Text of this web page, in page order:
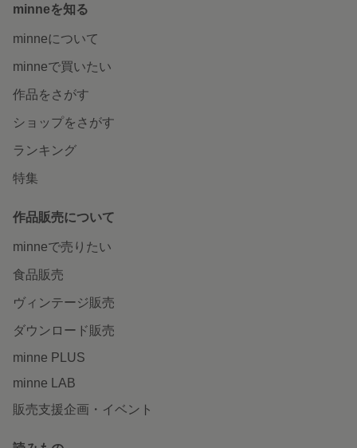
minneを知る
minneについて
minneで買いたい
作品をさがす
ショップをさがす
ランキング
特集
作品販売について
minneで売りたい
食品販売
ヴィンテージ販売
ダウンロード販売
minne PLUS
minne LAB
販売支援企画・イベント